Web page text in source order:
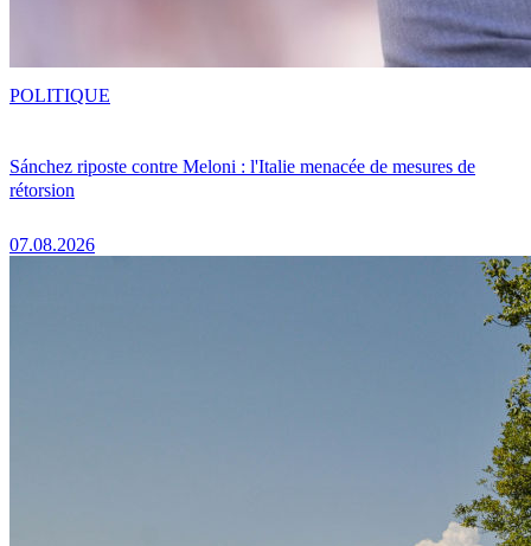
Sánchez riposte contre Meloni : l'Italie menacée de mesures de
rétorsion
07.08.2026
POLITIQUE